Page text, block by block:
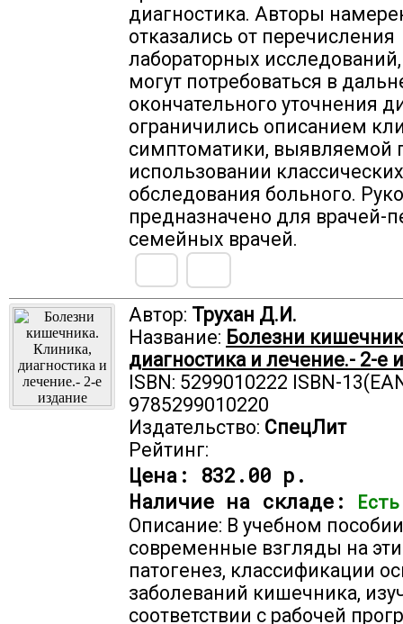
диагностика. Авторы
отказались от перечисления
лабораторных
могут потребоваться в
окончательного уточнения
ограничились описанием
симптоматики, выявляемой
использовании
обследования больного.
предназначено для врачей-
семейных врачей.
Автор: Трухан Д.И.
Название: Болезни
диагностика и лечение.- 2-е
ISBN: 5299010222 ISBN-
9785299010220
Издательство: СпецЛит
Рейтинг:
Цена: 832.00 р.
Наличие на складе:
Описание: В учебном
современные взгляды на
патогенез, классификации
заболеваний кишечника,
соответствии с рабочей